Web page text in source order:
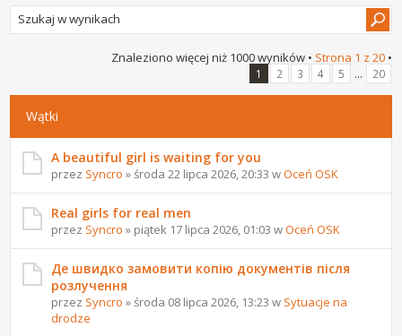
Znaleziono więcej niż 1000 wyników • Strona 1 z 20•
1 2 3 4 5 ... 20
Wątki
A beautiful girl is waiting for you
przez Syncro » środa 22 lipca 2026, 20:33 wOceń OSK
Real girls for real men
przez Syncro » piątek 17 lipca 2026, 01:03 wOceń OSK
Де швидко замовити копію документів після
розлучення
przez Syncro » środa 08 lipca 2026, 13:23 w Sytuacje na
drodze